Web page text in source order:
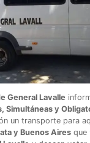
General Lavalle
Simultáneas y
un transporte para
y Buenos Airesque